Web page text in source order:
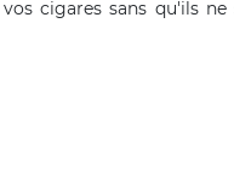
cigares sans qu'ils ne